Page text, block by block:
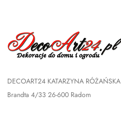
DECOART24 KATARZYNA RÓŻAŃSKA
Brandta 4/33 26-600 Radom